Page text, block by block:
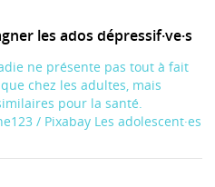
les ados dépressif·ve·s
ne présente pas tout à fait
chez les adultes, mais
pour la santé.
/ Pixabay Les adolescent·es